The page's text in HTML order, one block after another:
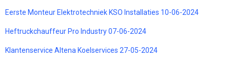
Eerste Monteur Elektrotechniek KSO Installaties 10-06-2024
Heftruckchauffeur Pro Industry 07-06-2024
Klantenservice Altena Koelservices 27-05-2024